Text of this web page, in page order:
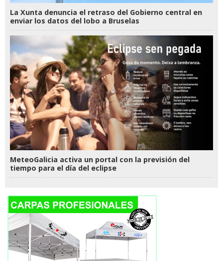
La Xunta denuncia el retraso del Gobierno central en
enviar los datos del lobo a Bruselas
MeteoGalicia activa un portal con la previsión del
tiempo para el día del eclipse